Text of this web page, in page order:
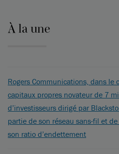
À la une
Rogers Communications, dans le
capitaux propres novateur de 7
d’investisseurs dirigé par
partie de son réseau sans-fil et
son ratio d’endettement